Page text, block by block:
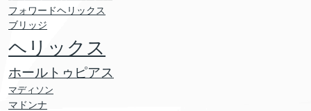
フォワードヘリックス
ブリッジ
ヘリックス
ホールトゥピアス
マディソン
マドンナ